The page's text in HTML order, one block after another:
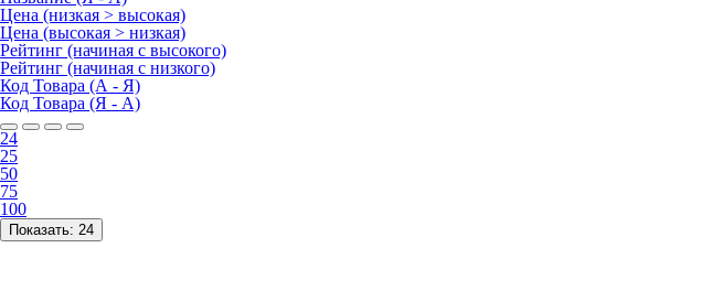
Цена (низкая > высокая)
Цена (высокая > низкая)
Рейтинг (начиная с высокого)
Рейтинг (начиная с низкого)
Код Товара (А - Я)
Код Товара (Я - А)
24
25
50
75
100
Показать: 24